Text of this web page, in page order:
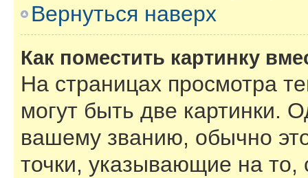
Вернуться наверх
Как поместить картинку
На страницах просмотра
могут быть две картинки.
вашему званию, обычно
точки, указывающие на то,